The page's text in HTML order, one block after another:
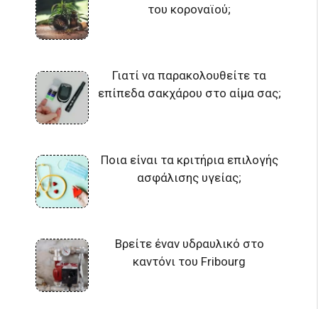
του κοροναϊού;
Γιατί να παρακολουθείτε τα
επίπεδα σακχάρου στο αίμα σας;
Ποια είναι τα κριτήρια επιλογής
ασφάλισης υγείας;
Βρείτε έναν υδραυλικό στο
καντόνι του Fribourg